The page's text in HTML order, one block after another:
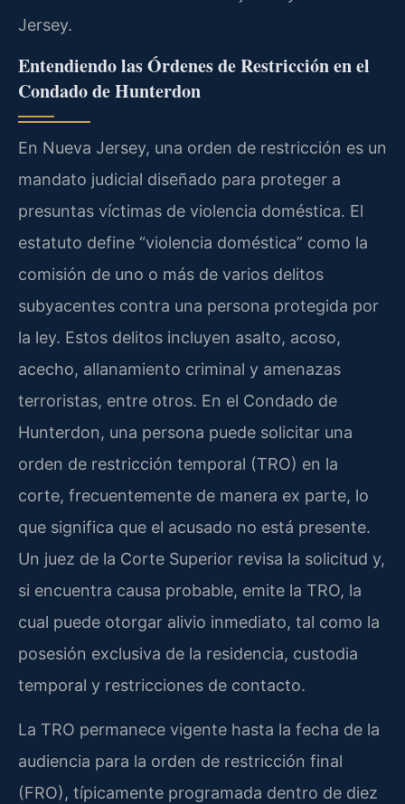
Jersey.
Entendiendo las Órdenes de Restricción en el
Condado de Hunterdon
En Nueva Jersey, una orden de restricción es un
mandato judicial diseñado para proteger a
presuntas víctimas de violencia doméstica. El
estatuto define “violencia doméstica” como la
comisión de uno o más de varios delitos
subyacentes contra una persona protegida por
la ley. Estos delitos incluyen asalto, acoso,
acecho, allanamiento criminal y amenazas
terroristas, entre otros. En el Condado de
Hunterdon, una persona puede solicitar una
orden de restricción temporal (TRO) en la
corte, frecuentemente de manera ex parte, lo
que significa que el acusado no está presente.
Un juez de la Corte Superior revisa la solicitud y,
si encuentra causa probable, emite la TRO, la
cual puede otorgar alivio inmediato, tal como la
posesión exclusiva de la residencia, custodia
temporal y restricciones de contacto.
La TRO permanece vigente hasta la fecha de la
audiencia para la orden de restricción final
(FRO), típicamente programada dentro de diez